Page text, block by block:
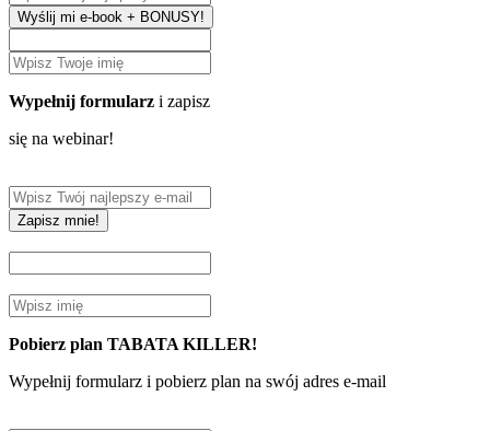
Wyślij mi e-book + BONUSY!
Wypełnij formularz i zapisz
się na webinar!
Zapisz mnie!
Pobierz plan TABATA KILLER!
Wypełnij formularz i pobierz plan na swój adres e-mail